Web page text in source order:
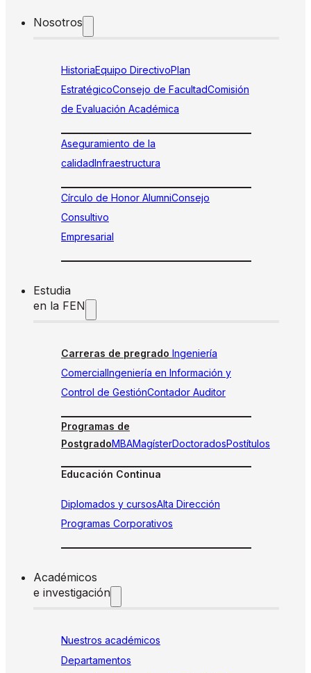
Nosotros
HistoriaEquipo DirectivoPlan
EstratégicoConsejo de FacultadComisión
de Evaluación Académica
Aseguramiento de la
calidadInfraestructura
Círculo de Honor AlumniConsejo
Consultivo
Empresarial
Estudia
en la FEN
Carreras de pregrado Ingeniería
ComercialIngeniería en Información y
Control de GestiónContador Auditor
Programas de
PostgradoMBAMagísterDoctoradosPostítulos
Educación Continua
Diplomados y cursosAlta Dirección
Programas Corporativos
Académicos
e investigación
Nuestros académicos
Departamentos